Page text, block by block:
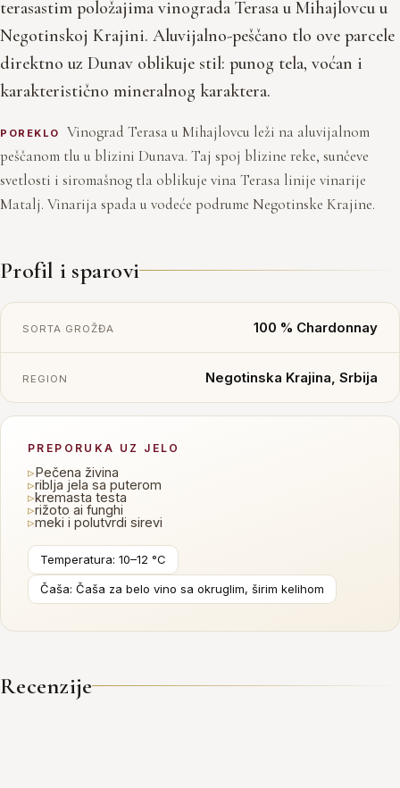
terasastim položajima vinograda Terasa u Mihajlovcu u
Negotinskoj Krajini. Aluvijalno-peščano tlo ove parcele
direktno uz Dunav oblikuje stil: punog tela, voćan i
karakteristično mineralnog karaktera.
POREKLO
Vinograd Terasa u Mihajlovcu leži na aluvijalnom
peščanom tlu u blizini Dunava. Taj spoj blizine reke, sunčeve
svetlosti i siromašnog tla oblikuje vina Terasa linije vinarije
Matalj. Vinarija spada u vodeće podrume Negotinske Krajine.
Profil i sparovi
SORTA GROŽĐA 100 % Chardonnay
REGION Negotinska Krajina, Srbija
PREPORUKA UZ JELO
▹Pečena živina
▹riblja jela sa puterom
▹kremasta testa
▹rižoto ai funghi
▹meki i polutvrdi sirevi
Temperatura: 10–12 °C
Čaša: Čaša za belo vino sa okruglim, širim kelihom
Recenzije